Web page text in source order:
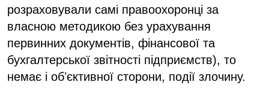
розраховували самі правоохоронці за
власною методикою без урахування
первинних документів, фінансової та
бухгалтерської звітності підприємств), то
немає і обʼєктивної сторони, події злочину.